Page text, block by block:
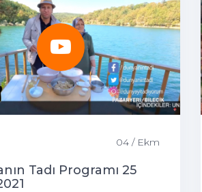
04 / Ekm
Tadı Programı 25